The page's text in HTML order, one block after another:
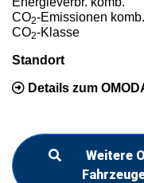
CO2-Emissionen komb.
CO2-Klasse
Standort
Details zum
Weitere